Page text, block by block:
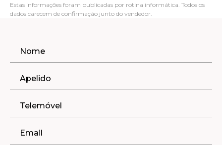
Estas informações foram publicadas por rotina informática. Todos os
dados carecem de confirmação junto do vendedor.